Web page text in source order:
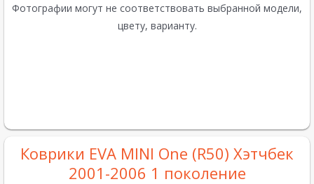
Фотографии могут не соответствовать выбранной модели,
цвету, варианту.
Коврики EVA MINI One (R50) Хэтчбек
2001-2006 1 поколение